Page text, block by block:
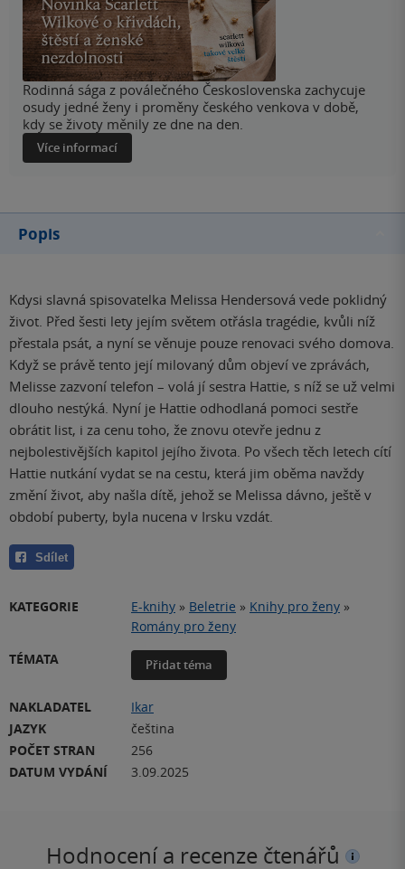
Rodinná sága z poválečného Československa zachycuje
osudy jedné ženy i proměny českého venkova v době,
kdy se životy měnily ze dne na den.
Více informací
Popis
Kdysi slavná spisovatelka Melissa Hendersová vede poklidný
život. Před šesti lety jejím světem otřásla tragédie, kvůli níž
přestala psát, a nyní se věnuje pouze renovaci svého domova.
Když se právě tento její milovaný dům objeví ve zprávách,
Melisse zazvoní telefon – volá jí sestra Hattie, s níž se už velmi
dlouho nestýká. Nyní je Hattie odhodlaná pomoci sestře
obrátit list, i za cenu toho, že znovu otevře jednu z
nejbolestivějších kapitol jejího života. Po všech těch letech cítí
Hattie nutkání vydat se na cestu, která jim oběma navždy
změní život, aby našla dítě, jehož se Melissa dávno, ještě v
období puberty, byla nucena v Irsku vzdát.
Sdílet
KATEGORIE E-knihy » Beletrie » Knihy pro ženy »
Romány pro ženy
TÉMATA
Přidat téma
NAKLADATEL
Ikar
JAZYK
čeština
POČET STRAN
256
DATUM VYDÁNÍ
3.09.2025
Hodnocení a recenze čtenářů